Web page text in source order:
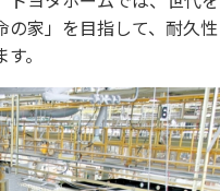
の家」を目指して、耐久性
。